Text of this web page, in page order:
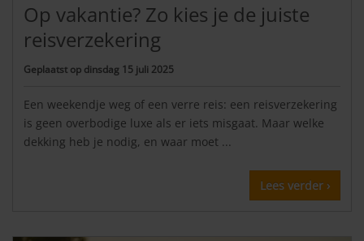
Op vakantie? Zo kies je de juiste
reisverzekering
Geplaatst op dinsdag 15 juli 2025
Een weekendje weg of een verre reis: een reisverzekering
is geen overbodige luxe als er iets misgaat. Maar welke
dekking heb je nodig, en waar moet ...
Lees verder ›